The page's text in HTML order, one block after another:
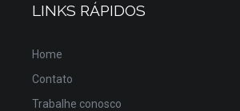
LINKS RÁPIDOS
Home
Contato
Trabalhe conosco